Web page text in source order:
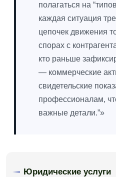
полагаться на
каждая ситуация
цепочек движения
спорах с
кто раньше
— коммерческие
свидетельские
профессионалам,
важные детали.”»
Юридические услуги